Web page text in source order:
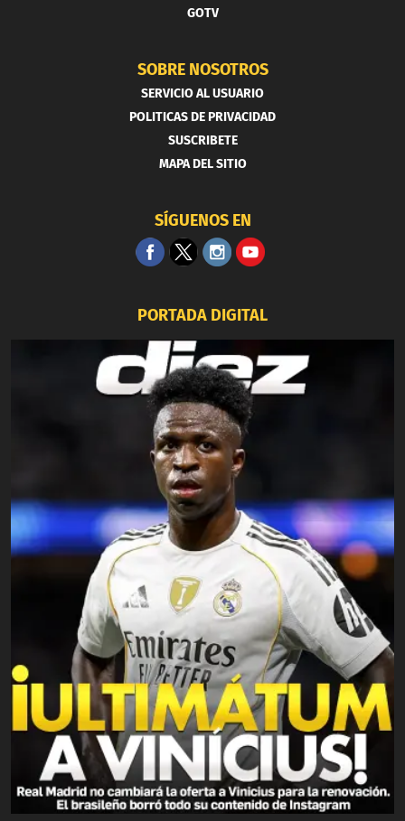
GOTV
SOBRE NOSOTROS
SERVICIO AL USUARIO
POLITICAS DE PRIVACIDAD
SUSCRIBETE
MAPA DEL SITIO
SÍGUENOS EN
PORTADA DIGITAL